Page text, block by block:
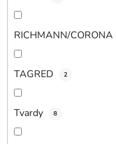
RICHMANN/CORONA
TAGRED 2
Tvardy 8